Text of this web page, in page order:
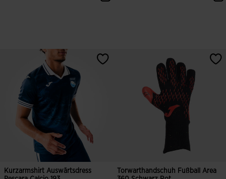
3,9 von 5 Kundenbewertungen 3,5 von 5 Kundenbewertungen
Kurzarmshirt Auswärtsdress
Torwarthandschuh Fußball Area